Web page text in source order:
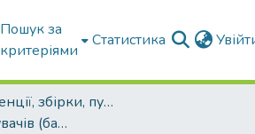
Пошук за
критеріями
Статистика
Конференції, збірки, публікації молодих вчених і здобувачів : магістрів, бакалаврів, аспірантів.
Публікації здобувачів (бакалаврів. магістрів, аспірантів)